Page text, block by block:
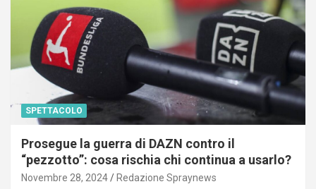
SPETTACOLO
Prosegue la guerra di DAZN contro il
“pezzotto”: cosa rischia chi continua a usarlo?
Novembre 28, 2024 Redazione Spraynews